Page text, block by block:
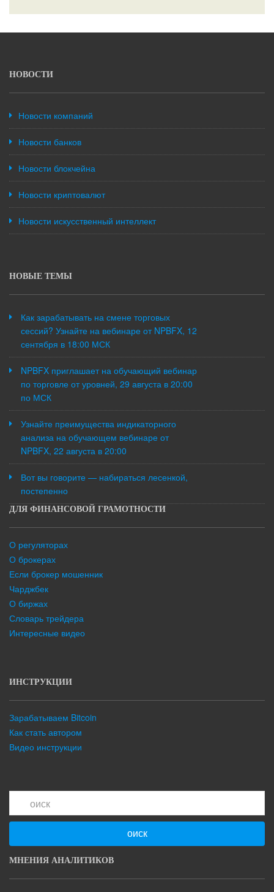
НОВОСТИ
Новости компаний
Новости банков
Новости блокчейна
Новости криптовалют
Новости искусственный интеллект
НОВЫЕ ТЕМЫ
Как зарабатывать на смене торговых
сессий? Узнайте на вебинаре от NPBFX, 12
сентября в 18:00 МСК
NPBFX приглашает на обучающий вебинар
по торговле от уровней, 29 августа в 20:00
по МСК
Узнайте преимущества индикаторного
анализа на обучающем вебинаре от
NPBFX, 22 августа в 20:00
Вот вы говорите — набираться лесенкой,
постепенно
ДЛЯ ФИНАНСОВОЙ ГРАМОТНОСТИ
О регуляторах
О брокерах
Если брокер мошенник
Чарджбек
О биржах
Словарь трейдера
Интересные видео
ИНСТРУКЦИИ
Зарабатываем Bitcoin
Как стать автором
Видео инструкции
оиск
МНЕНИЯ АНАЛИТИКОВ